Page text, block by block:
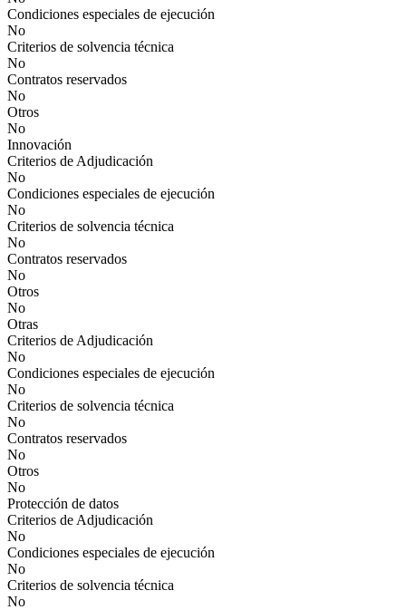
Condiciones especiales de ejecución
No
Criterios de solvencia técnica
No
Contratos reservados
No
Otros
No
Innovación
Criterios de Adjudicación
No
Condiciones especiales de ejecución
No
Criterios de solvencia técnica
No
Contratos reservados
No
Otros
No
Otras
Criterios de Adjudicación
No
Condiciones especiales de ejecución
No
Criterios de solvencia técnica
No
Contratos reservados
No
Otros
No
Protección de datos
Criterios de Adjudicación
No
Condiciones especiales de ejecución
No
Criterios de solvencia técnica
No